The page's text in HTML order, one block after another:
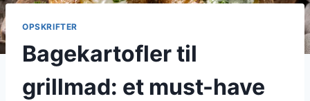
OPSKRIFTER
Bagekartofler til
grillmad: et must-have